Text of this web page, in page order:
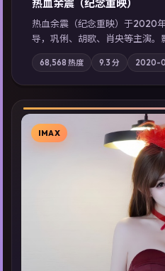
热血余震（纪念重映）
热血余震（纪念重映）于2020
导，巩俐、胡歌、肖央等主演
的执念在暴风雨夜正面相撞；摄
可通过「国产免费观看高清电视
佳作，畅享高清在线追剧体验。
68,568 热度 9.3 分 2020-
IMAX